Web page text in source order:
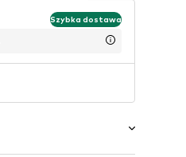
Szybka dostawa